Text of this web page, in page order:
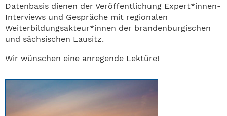
Datenbasis dienen der Veröffentlichung Expert*innen-
Interviews und Gespräche mit regionalen
Weiterbildungsakteur*innen der brandenburgischen
und sächsischen Lausitz.
Wir wünschen eine anregende Lektüre!